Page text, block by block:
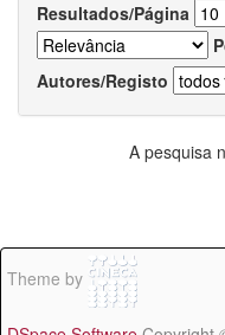
Resultados/Página
Autores/Registo
A pesquisa
Theme by